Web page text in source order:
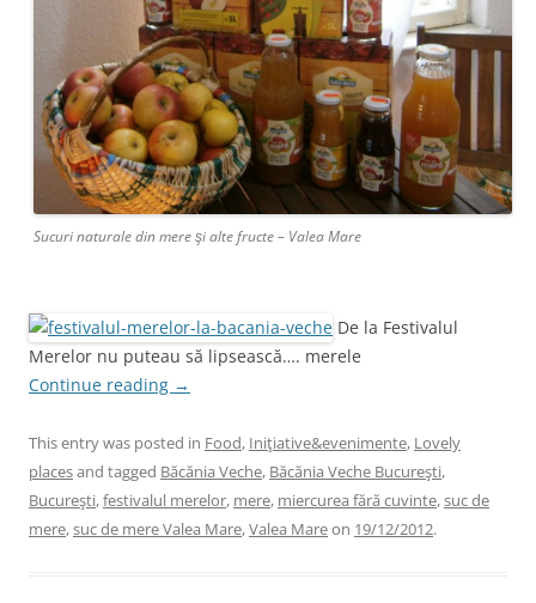
Sucuri naturale din mere şi alte fructe – Valea Mare
De la Festivalul
Merelor nu puteau să lipsească…. merele
Continue reading →
This entry was posted in Food, Iniţiative&evenimente, Lovely
placesand tagged Băcănia Veche, Băcănia Veche Bucureşti,
Bucureşti,festivalul merelor, mere, miercurea fără cuvinte,suc de
mere,suc de mere Valea Mare,Valea Mareon 19/12/2012.